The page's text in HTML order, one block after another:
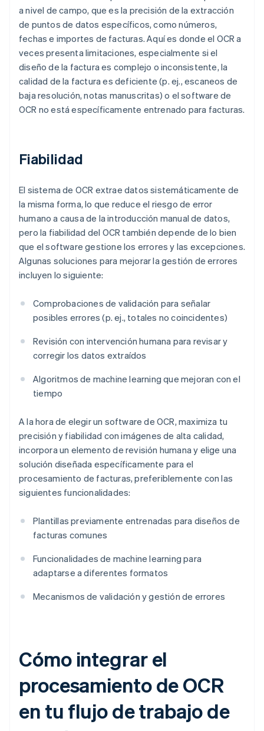
a nivel de campo, que es la precisión de la extracción
de puntos de datos específicos, como números,
fechas e importes de facturas. Aquí es donde el OCR a
veces presenta limitaciones, especialmente si el
diseño de la factura es complejo o inconsistente, la
calidad de la factura es deficiente (p. ej., escaneos de
baja resolución, notas manuscritas) o el software de
OCR no está específicamente entrenado para facturas.
Fiabilidad
El sistema de OCR extrae datos sistemáticamente de
la misma forma, lo que reduce el riesgo de error
humano a causa de la introducción manual de datos,
pero la fiabilidad del OCR también depende de lo bien
que el software gestione los errores y las excepciones.
Algunas soluciones para mejorar la gestión de errores
incluyen lo siguiente:
Comprobaciones de validación para señalar
posibles errores (p. ej., totales no coincidentes)
Revisión con intervención humana para revisar y
corregir los datos extraídos
Algoritmos de machine learning que mejoran con el
tiempo
A la hora de elegir un software de OCR, maximiza tu
precisión y fiabilidad con imágenes de alta calidad,
incorpora un elemento de revisión humana y elige una
solución diseñada específicamente para el
procesamiento de facturas, preferiblemente con las
siguientes funcionalidades:
Plantillas previamente entrenadas para diseños de
facturas comunes
Funcionalidades de machine learning para
adaptarse a diferentes formatos
Mecanismos de validación y gestión de errores
Cómo integrar el
procesamiento de OCR
en tu flujo de trabajo de